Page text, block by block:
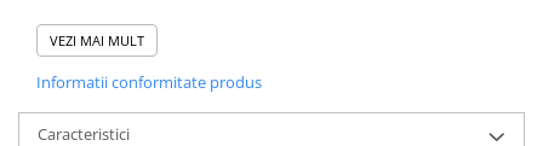
Suport pentru 1 sac cu volum de la 20 l, pana la max. 130l.
Dimensiune montat: cm 44 x 56 x 83-h
Cadru tubular din metal zincat,
umiditate, Ø 16 mm.
Greutate proprie: 2,8 kg
VEZI MAI MULT
Informatii conformitate produs
Caracteristici